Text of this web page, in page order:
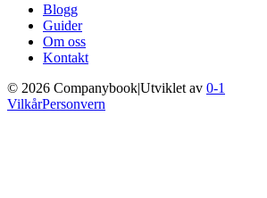
Blogg
Guider
Om oss
Kontakt
© 2026 Companybook|Utviklet av 0-1
VilkårPersonvern